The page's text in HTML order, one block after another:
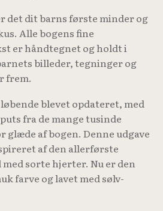
det dit barns første minder og
Alle bogens fine
er håndtegnet og holdt i
billeder, tegninger og
frem.
løbende blevet opdateret, med
fra de mange tusinde
af bogen. Denne udgave
af den allerførste
med sorte hjerter. Nu er den
farve og lavet med sølv-